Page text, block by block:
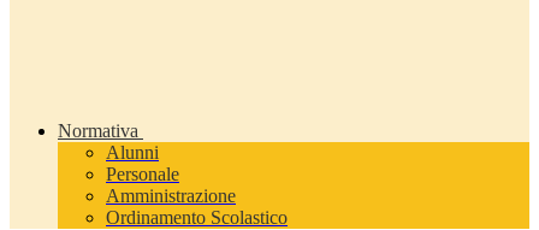
Normativa
Alunni
Personale
Amministrazione
Ordinamento Scolastico